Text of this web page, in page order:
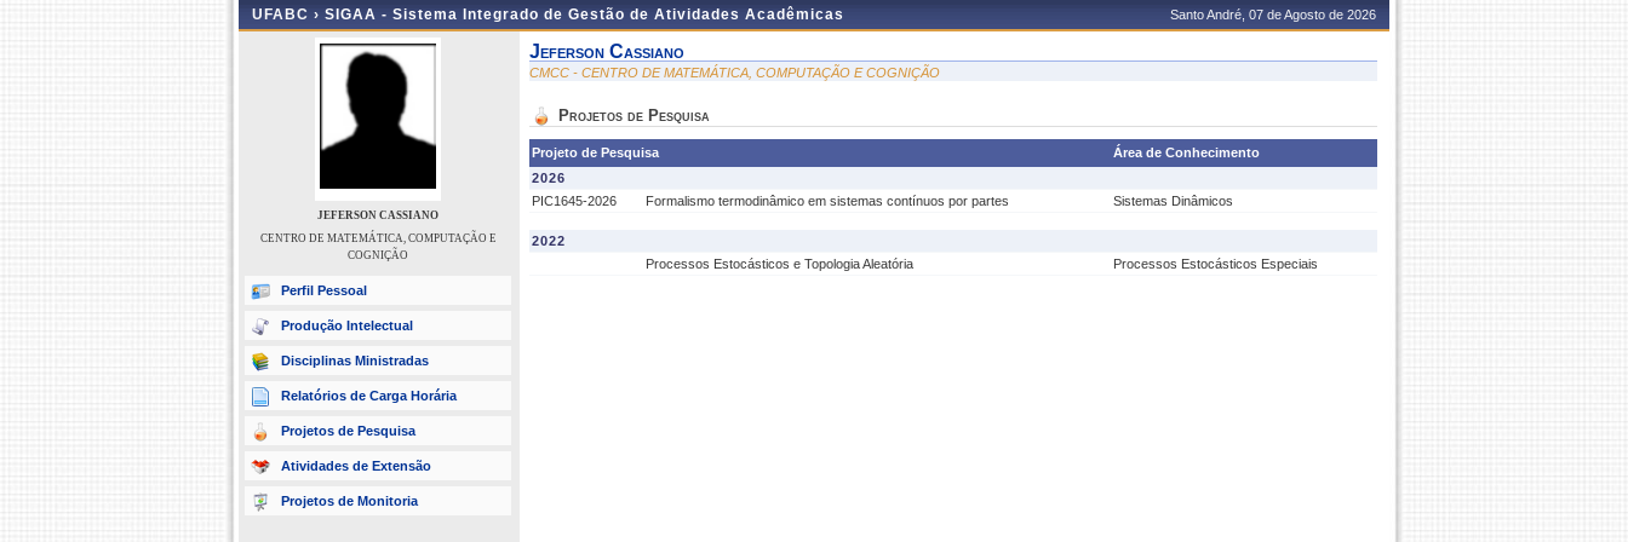
UFABC › SIGAA - Sistema Integrado de Gestão de Atividades Acadêmicas Santo André, 07 de Agosto de 2026
JEFERSON CASSIANO
CENTRO DE MATEMÁTICA, COMPUTAÇÃO E
COGNIÇÃO
Perfil Pessoal
Produção Intelectual
Disciplinas Ministradas
Relatórios de Carga Horária
Projetos de Pesquisa
Atividades de Extensão
Projetos de Monitoria
Jeferson Cassiano
CMCC - CENTRO DE MATEMÁTICA, COMPUTAÇÃO E COGNIÇÃO
Projetos de Pesquisa
Projeto de Pesquisa
Área de Conhecimento
2026
PIC1645-2026
Formalismo termodinâmico em sistemas contínuos por partes Sistemas Dinâmicos
2022
Processos Estocásticos e Topologia Aleatória
Processos Estocásticos Especiais